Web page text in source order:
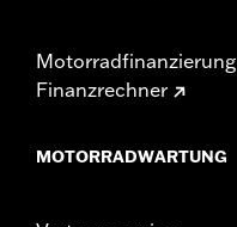
Motorradfinanzierung
Finanzrechner
MOTORRADWARTUNG